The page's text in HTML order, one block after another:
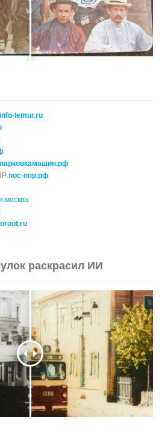
info-lemur.ru
парковкамашин.рф
пос-ппр.рф
раскрасил ИИ